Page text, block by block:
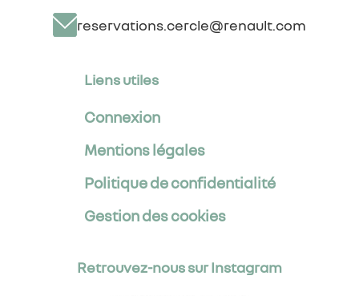
reservations.cercle@renault.com
Liens utiles
Connexion
Mentions légales
Politique de confidentialité
Gestion des cookies
Retrouvez-nous sur Instagram